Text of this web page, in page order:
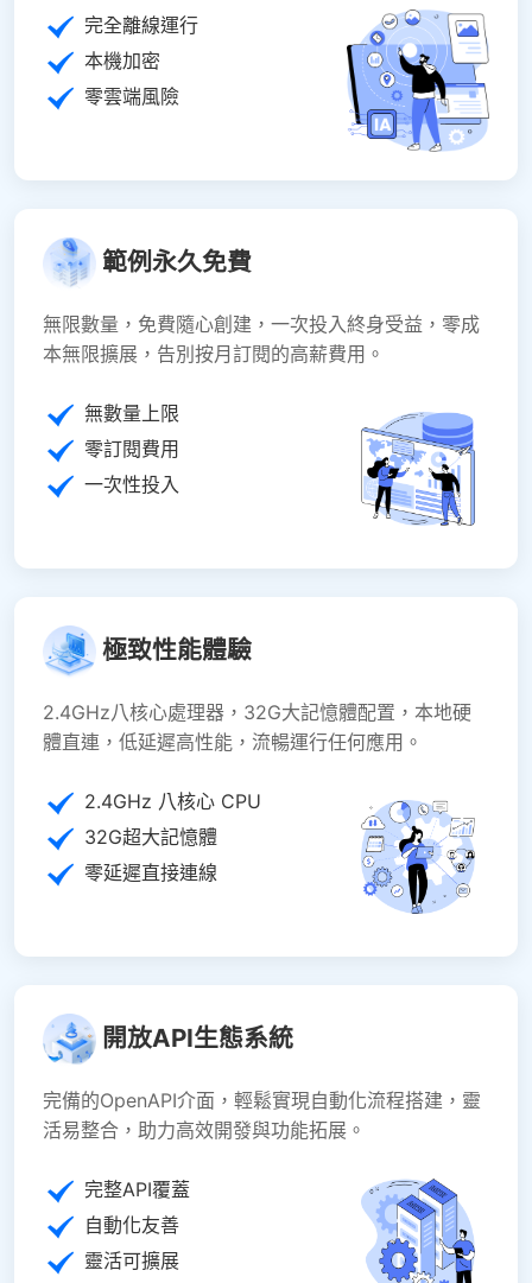
完全離線運行
本機加密
零雲端風險
範例永久免費
無限數量，免費隨心創建，一次投入終身受益，零成
本無限擴展，告別按月訂閱的高薪費用。
無數量上限
零訂閱費用
一次性投入
極致性能體驗
2.4GHz八核心處理器，32G大記憶體配置，本地硬
體直連，低延遲高性能，流暢運行任何應用。
2.4GHz 八核心 CPU
32G超大記憶體
零延遲直接連線
開放API生態系統
完備的OpenAPI介面，輕鬆實現自動化流程搭建，靈
活易整合，助力高效開發與功能拓展。
完整API覆蓋
自動化友善
靈活可擴展